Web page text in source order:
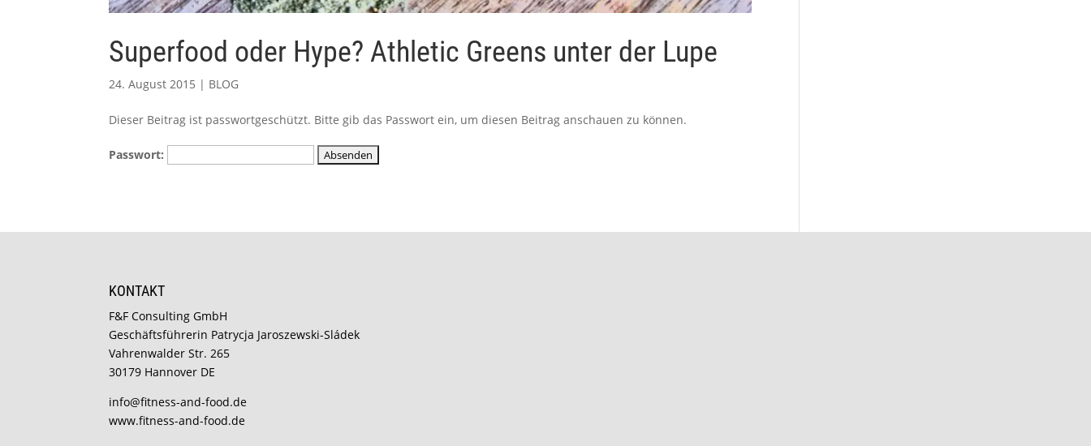
Superfood oder Hype? Athletic Greens unter der Lupe
24. August 2015 | BLOG
Dieser Beitrag ist passwortgeschützt. Bitte gib das Passwort ein, um diesen Beitrag anschauen zu können.
Passwort:
KONTAKT
F&F Consulting GmbH
Geschäftsführerin Patrycja Jaroszewski-Sládek
Vahrenwalder Str. 265
30179 Hannover DE
info@fitness-and-food.de
www.fitness-and-food.de